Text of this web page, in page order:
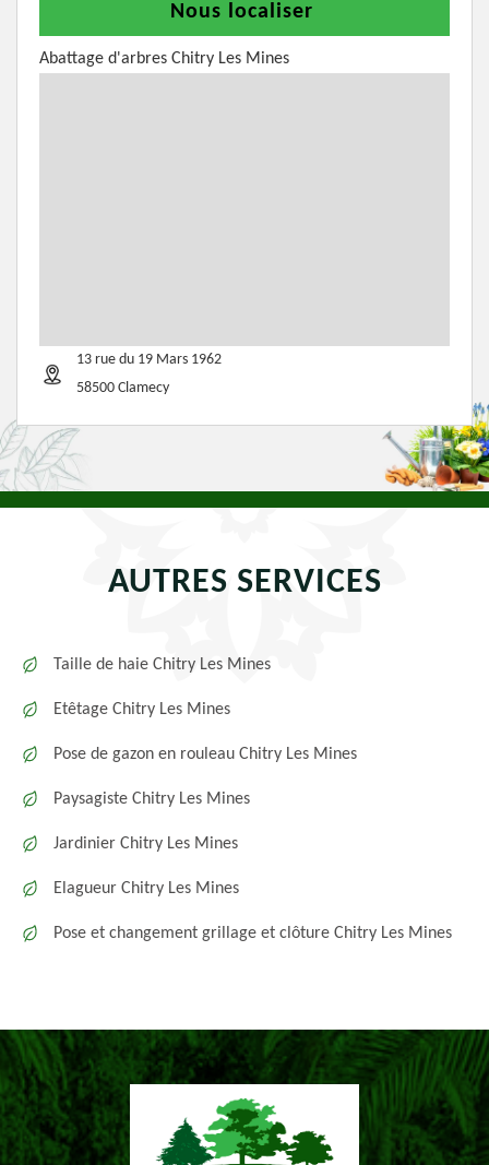
Nous localiser
Abattage d'arbres Chitry Les Mines
13 rue du 19 Mars 1962
58500 Clamecy
AUTRES SERVICES
Taille de haie Chitry Les Mines
Etêtage Chitry Les Mines
Pose de gazon en rouleau Chitry Les Mines
Paysagiste Chitry Les Mines
Jardinier Chitry Les Mines
Elagueur Chitry Les Mines
Pose et changement grillage et clôture Chitry Les Mines